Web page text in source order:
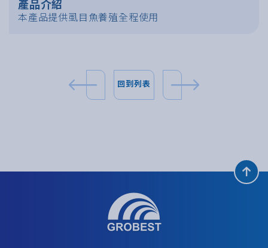
產品介紹
本產品提供虱目魚養殖全程使用
回到列表